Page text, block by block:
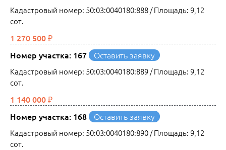
Кадастровый номер: 50:03:0040180:888 / Площадь: 9,12
сот.
1 270 500 ₽
Номер участка: 167
Оставить заявку
Кадастровый номер: 50:03:0040180:889 / Площадь: 9,12
сот.
1 140 000 ₽
Номер участка: 168
Оставить заявку
Кадастровый номер: 50:03:0040180:890 / Площадь: 9,12
сот.